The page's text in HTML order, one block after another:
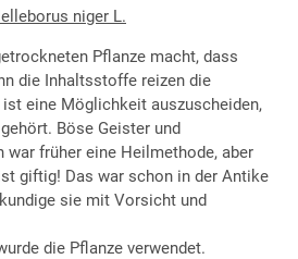
niger L.
Pflanze macht, dass
die Inhaltsstoffe reizen die
eine Möglichkeit auszuscheiden,
Böse Geister und
war früher eine Heilmethode, aber
giftig! Das war schon in der Antike
sie mit Vorsicht und
die Pflanze verwendet.